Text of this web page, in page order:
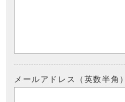
メールアドレス（英数半角）